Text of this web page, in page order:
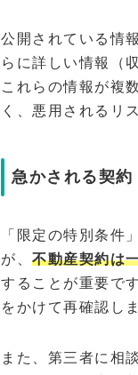
公開されている情
らに詳しい情報（
これらの情報が複
く、悪用されるリ
急かされる契約
「限定の特別条件
が、 不動産契約は
することが重要で
をかけて再確認し
また、第三者に相